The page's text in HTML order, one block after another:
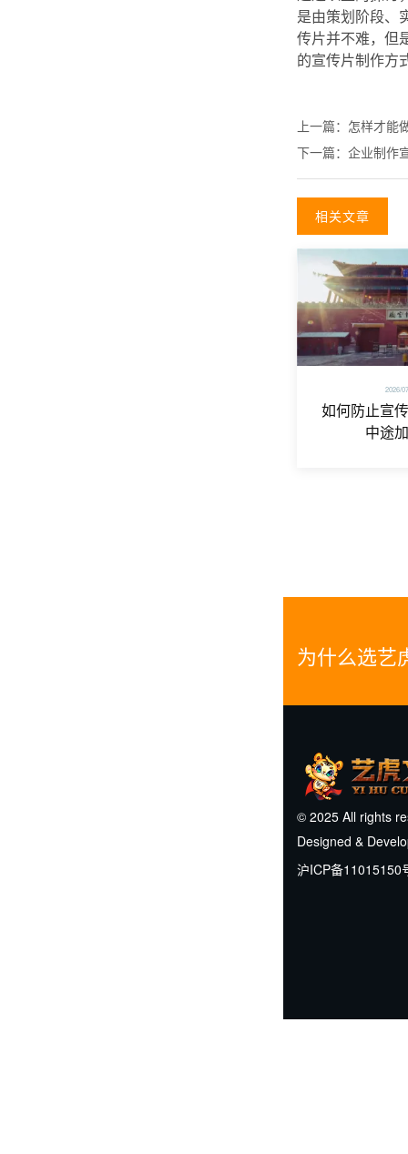
是由策划阶段、
传片并不难，但
的宣传片制作方
上一篇： 怎样才能
下一篇： 企业制作
相关文章
2026/
如何防止宣
中途
为什么选艺
© 2025 All rights
Designed &
沪ICP备11015150